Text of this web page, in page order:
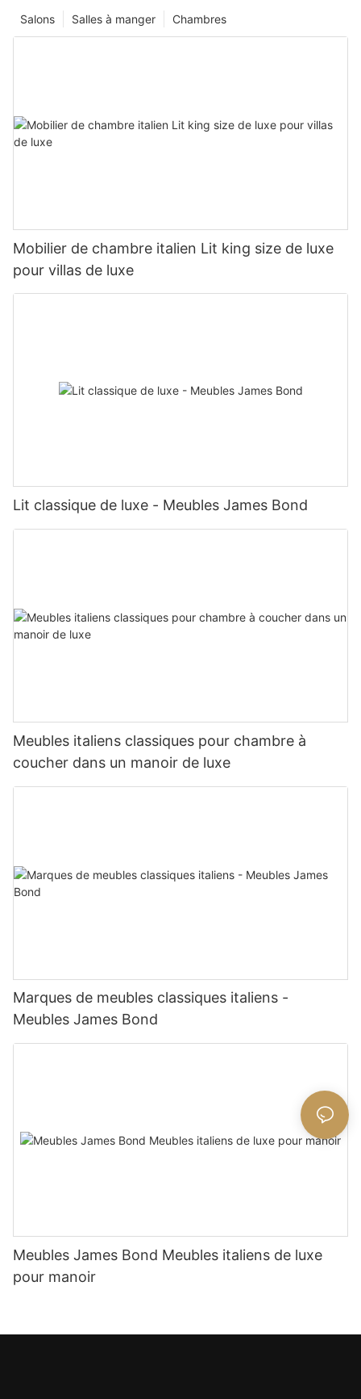
Chambres
Salles à manger
Salons
Mobilier de chambre italien Lit king size de luxe
pour villas de luxe
Lit classique de luxe - Meubles James Bond
Meubles italiens classiques pour chambre à
coucher dans un manoir de luxe
Marques de meubles classiques italiens -
Meubles James Bond
Meubles James Bond Meubles italiens de luxe
pour manoir